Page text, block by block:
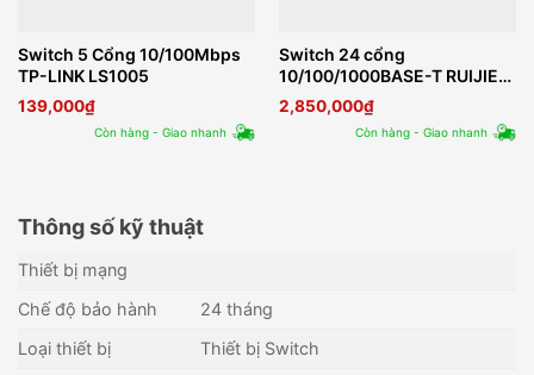
Switch 5 Cổng 10/100Mbps
TP-LINK LS1005
139,000₫
Còn hàng - Giao nhanh
Switch 24 cổng
10/100/1000BASE-T RUIJIE
REYEE RG-ES224GC
2,850,000₫
Còn hàng - Giao nhanh
Thông số kỹ thuật
Thiết bị mạng
Chế độ bảo hành
24 tháng
Loại thiết bị
Thiết bị Switch